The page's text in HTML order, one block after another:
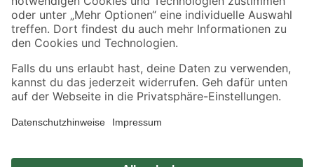
Alle Preisangaben in EUR inkl. gesetzl. MwSt.. Die dargestellten Angebote sind unter
Umständen nicht in allen Märkten verfügbar. Die angegebenen Verfügbarkeiten beziehen
Produkte nur solange der Vorrat reicht.
*Paketversand ab 59 € versandkostenfrei, gilt nicht für Artikel mit Speditionsversand, hier